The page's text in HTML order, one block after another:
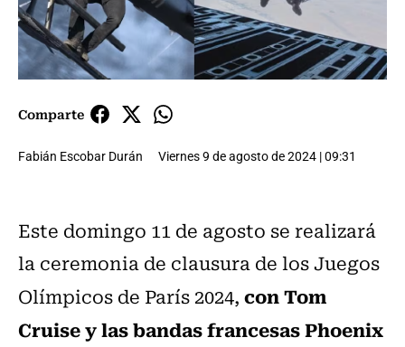
Comparte
Fabián Escobar Durán Viernes 9 de agosto de 2024 | 09:31
Este domingo 11 de agosto se realizará
la ceremonia de clausura de los Juegos
Olímpicos de París 2024,con Tom
Cruise y las bandas francesas Phoenix